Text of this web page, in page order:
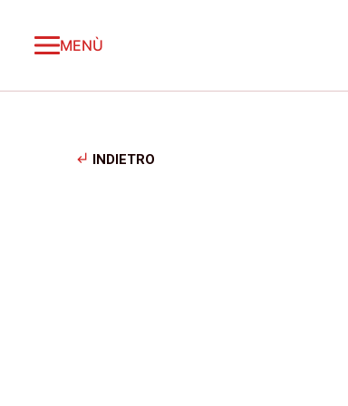
MENÙ
subdirectory_arrow_left INDIETRO